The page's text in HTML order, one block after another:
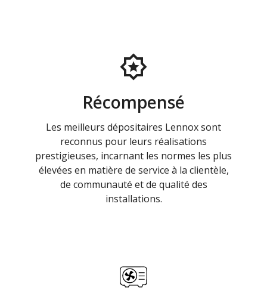
Récompensé
Les meilleurs dépositaires Lennox sont
reconnus pour leurs réalisations
prestigieuses, incarnant les normes les plus
élevées en matière de service à la clientèle,
de communauté et de qualité des
installations.